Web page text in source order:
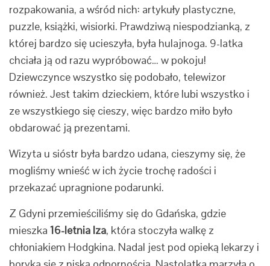
rozpakowania, a wśród nich: artykuły plastyczne,
puzzle, książki, wisiorki. Prawdziwą niespodzianką, z
której bardzo się ucieszyła, była hulajnoga. 9-latka
chciała ją od razu wypróbować… w pokoju!
Dziewczynce wszystko się podobało, telewizor
również. Jest takim dzieckiem, które lubi wszystko i
ze wszystkiego się cieszy, więc bardzo miło było
obdarować ją prezentami.
Wizyta u sióstr była bardzo udana, cieszymy się, że
mogliśmy wnieść w ich życie trochę radości i
przekazać upragnione podarunki.
Z Gdyni przemieściliśmy się do Gdańska, gdzie
mieszka 16-letnia Iza, która stoczyła walkę z
chłoniakiem Hodgkina. Nadal jest pod opieką lekarzy i